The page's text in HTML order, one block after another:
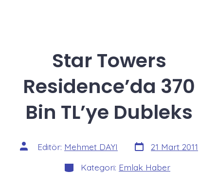
Star Towers
Residence’da 370
Bin TL’ye Dubleks
Yazının
yazarı
Editör: Mehmet DAYI Yazı
tarihi
21 Mart 2011
Kategoriler
Kategori: Emlak Haber